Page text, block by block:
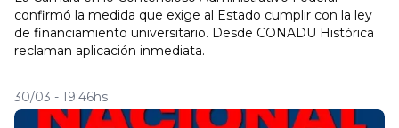
confirmó la medida que exige al Estado cumplir con la ley
de financiamiento universitario. Desde CONADU Histórica
reclaman aplicación inmediata.
30/03 - 19:46hs